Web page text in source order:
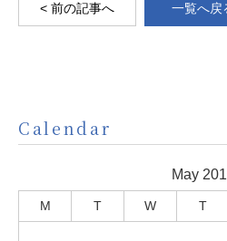
< 前の記事へ 一覧へ戻
Calendar
May
M T W T